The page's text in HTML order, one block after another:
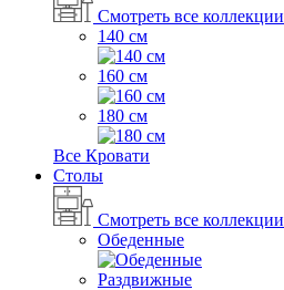
Смотреть все коллекции
140 см
160 см
180 см
Все Кровати
Столы
Смотреть все коллекции
Обеденные
Раздвижные